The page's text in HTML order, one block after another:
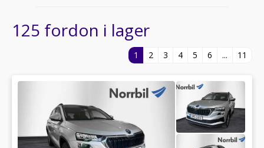
125 fordon i lager
1 2 3 4 5 6 ... 11